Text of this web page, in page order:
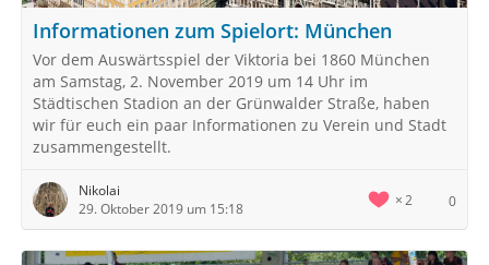
Informationen zum Spielort: München
Vor dem Auswärtsspiel der Viktoria bei 1860 München
am Samstag, 2. November 2019 um 14 Uhr im
Städtischen Stadion an der Grünwalder Straße, haben
wir für euch ein paar Informationen zu Verein und Stadt
zusammengestellt.
Nikolai
29. Oktober 2019 um 15:18
2 0